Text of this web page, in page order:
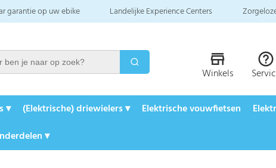
garantie op uw ebike Landelijke Experience Centers
Winkels
▾ (Elektrische) driewielers ▾ Elektrische vouwfietsen
▾